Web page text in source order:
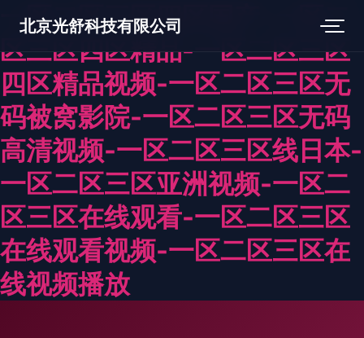
一区二区三区四区国产-一区二
区三区四区精品-一区二区三区
四区精品视频-一区二区三区无
码被窝影院-一区二区三区无码
高清视频-一区二区三区线日本-
一区二区三区亚洲视频-一区二
区三区在线观看-一区二区三区
在线观看视频-一区二区三区在
线视频播放
北京光舒科技有限公司